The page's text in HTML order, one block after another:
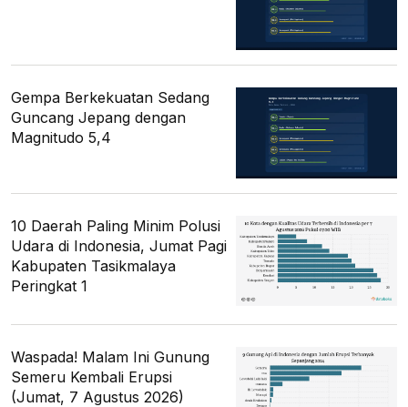
Gempa Berkekuatan Sedang
Guncang Jepang dengan
Magnitudo 5,4
10 Daerah Paling Minim Polusi
Udara di Indonesia, Jumat Pagi
Kabupaten Tasikmalaya
Peringkat 1
Waspada! Malam Ini Gunung
Semeru Kembali Erupsi
(Jumat, 7 Agustus 2026)